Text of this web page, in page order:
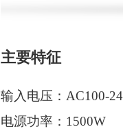
主要特征
输入电压：AC100-
电源功率：1500W